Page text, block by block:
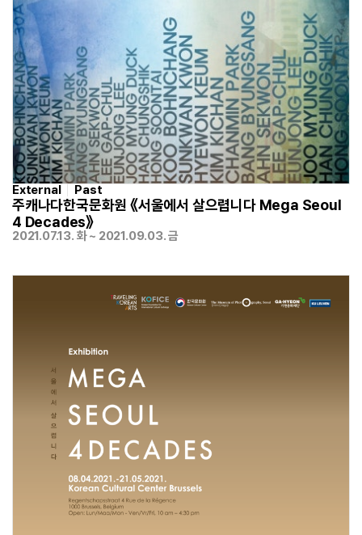
External Past
주캐나다한국문화원 《서울에서 살으렵니다 Mega Seoul
4 Decades》
2021.07.13. 화 ~ 2021.09.03. 금